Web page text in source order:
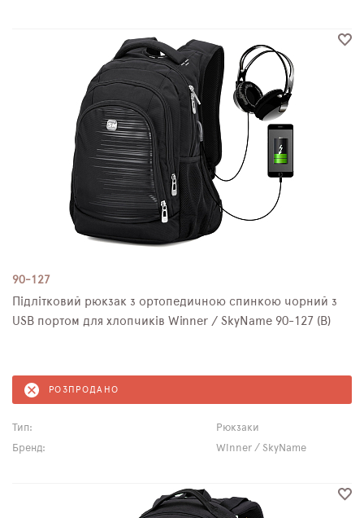
90-127
Підлітковий рюкзак з ортопедичною спинкою чорний з
USB портом для хлопчиків Winner / SkyName 90-127 (B)
РОЗПРОДАНО
Тип:
Рюкзаки
Бренд:
Winner / SkyName